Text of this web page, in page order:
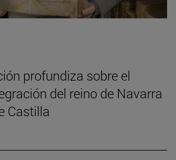
profundiza sobre el
del reino de Navarra
Castilla